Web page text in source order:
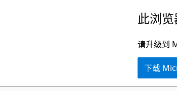
容
此浏览
请升级到
下载